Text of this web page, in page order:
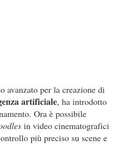
avanzato per la creazione di
artificiale, ha introdotto
Ora è possibile
in video cinematografici
più preciso su scene e